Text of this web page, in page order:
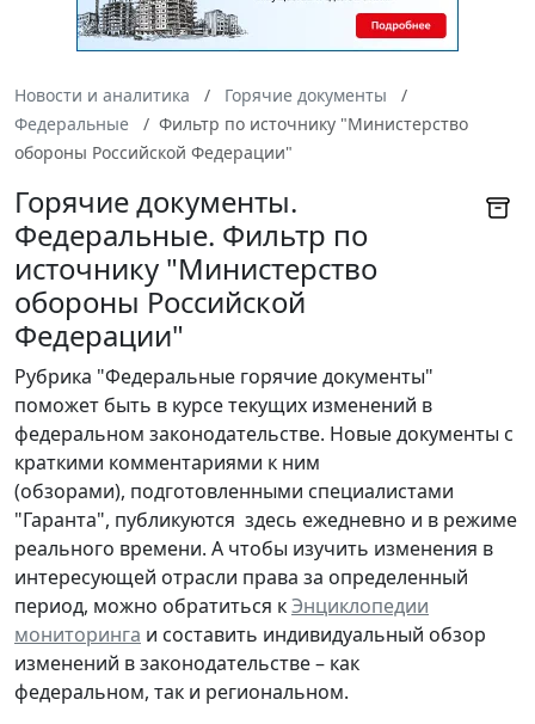
Новости и аналитика
Горячие документы
Федеральные
Фильтр по источнику "Министерство
обороны Российской Федерации"
Горячие документы.
Федеральные. Фильтр по
источнику "Министерство
обороны Российской
Федерации"
Рубрика "Федеральные горячие документы"
поможет быть в курсе текущих изменений в
федеральном законодательстве. Новые документы с
краткими комментариями к ним
(обзорами), подготовленными специалистами
"Гаранта", публикуются здесь ежедневно и в режиме
реального времени. А чтобы изучить изменения в
интересующей отрасли права за определенный
период, можно обратиться кЭнциклопедии
мониторинга и составить индивидуальный обзор
изменений в законодательстве – как
федеральном, так и региональном.